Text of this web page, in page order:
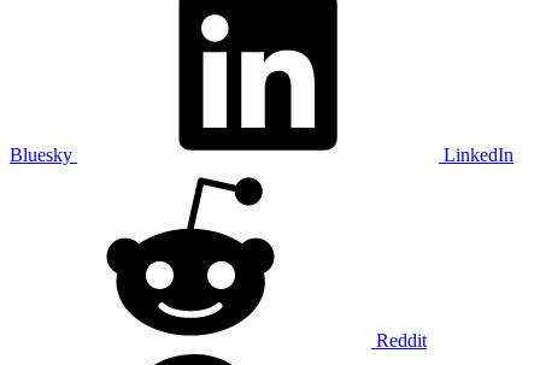
Bluesky LinkedIn
Reddit